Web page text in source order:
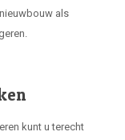
als
kunt u terecht